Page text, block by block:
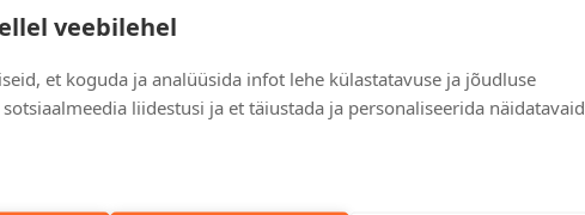
veebilehel
et koguda ja analüüsida infot lehe külastatavuse ja jõudluse
liidestusi ja et täiustada ja personaliseerida näidatavaid
Ettevõttest
Kontakt